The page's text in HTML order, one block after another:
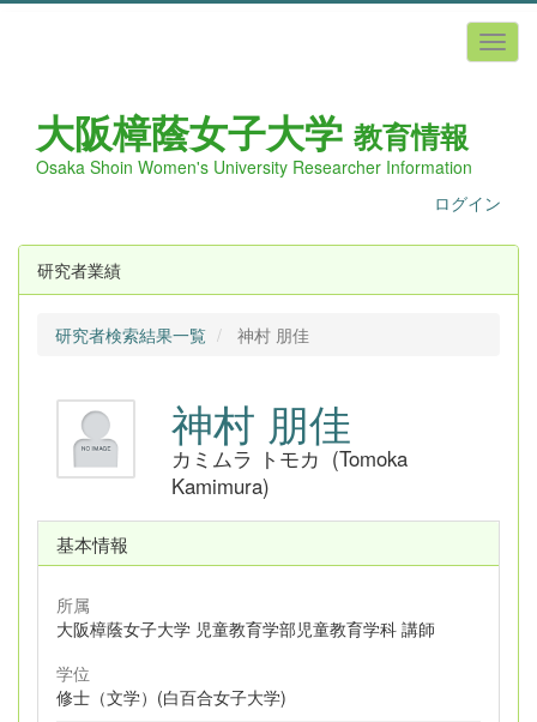
大阪樟蔭女子大学 教育情報
Osaka Shoin Women's University Researcher Information
ログイン
研究者業績
研究者検索結果一覧 神村 朋佳
神村 朋佳
カミムラ トモカ (Tomoka
Kamimura)
基本情報
所属
大阪樟蔭女子大学 児童教育学部児童教育学科 講師
学位
修士（文学）(白百合女子大学)